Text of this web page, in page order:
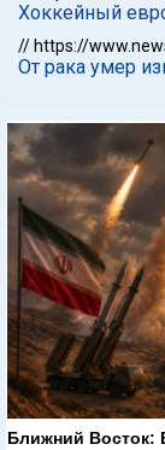
Хоккейный
// https://
От рака умер
Ближний Восток: